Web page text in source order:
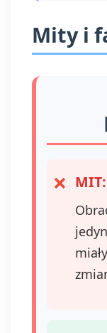
Mity i
MIT: